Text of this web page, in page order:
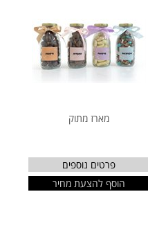
מארז מתוק
פרטים נוספים
הוסף להצעת מחיר